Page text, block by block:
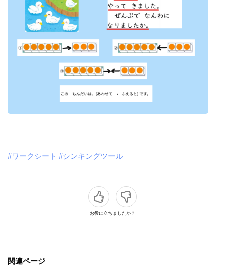
#ワークシート #シンキングツール
お役に立ちましたか？
関連ページ